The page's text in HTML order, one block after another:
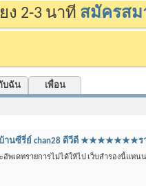
ง 2-3 นาที สมัครสม
บฉัน เพื่อน
านซีรี่ย์ chan28 ดีวีดี ★★★★★★★
ะอัพเดทรายการไม่ได้ให้ไป เว็บสำรองนี้แทน